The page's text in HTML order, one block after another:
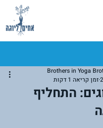
התחליף
Brothers in Yoga
זמן קריאה 1 דקות